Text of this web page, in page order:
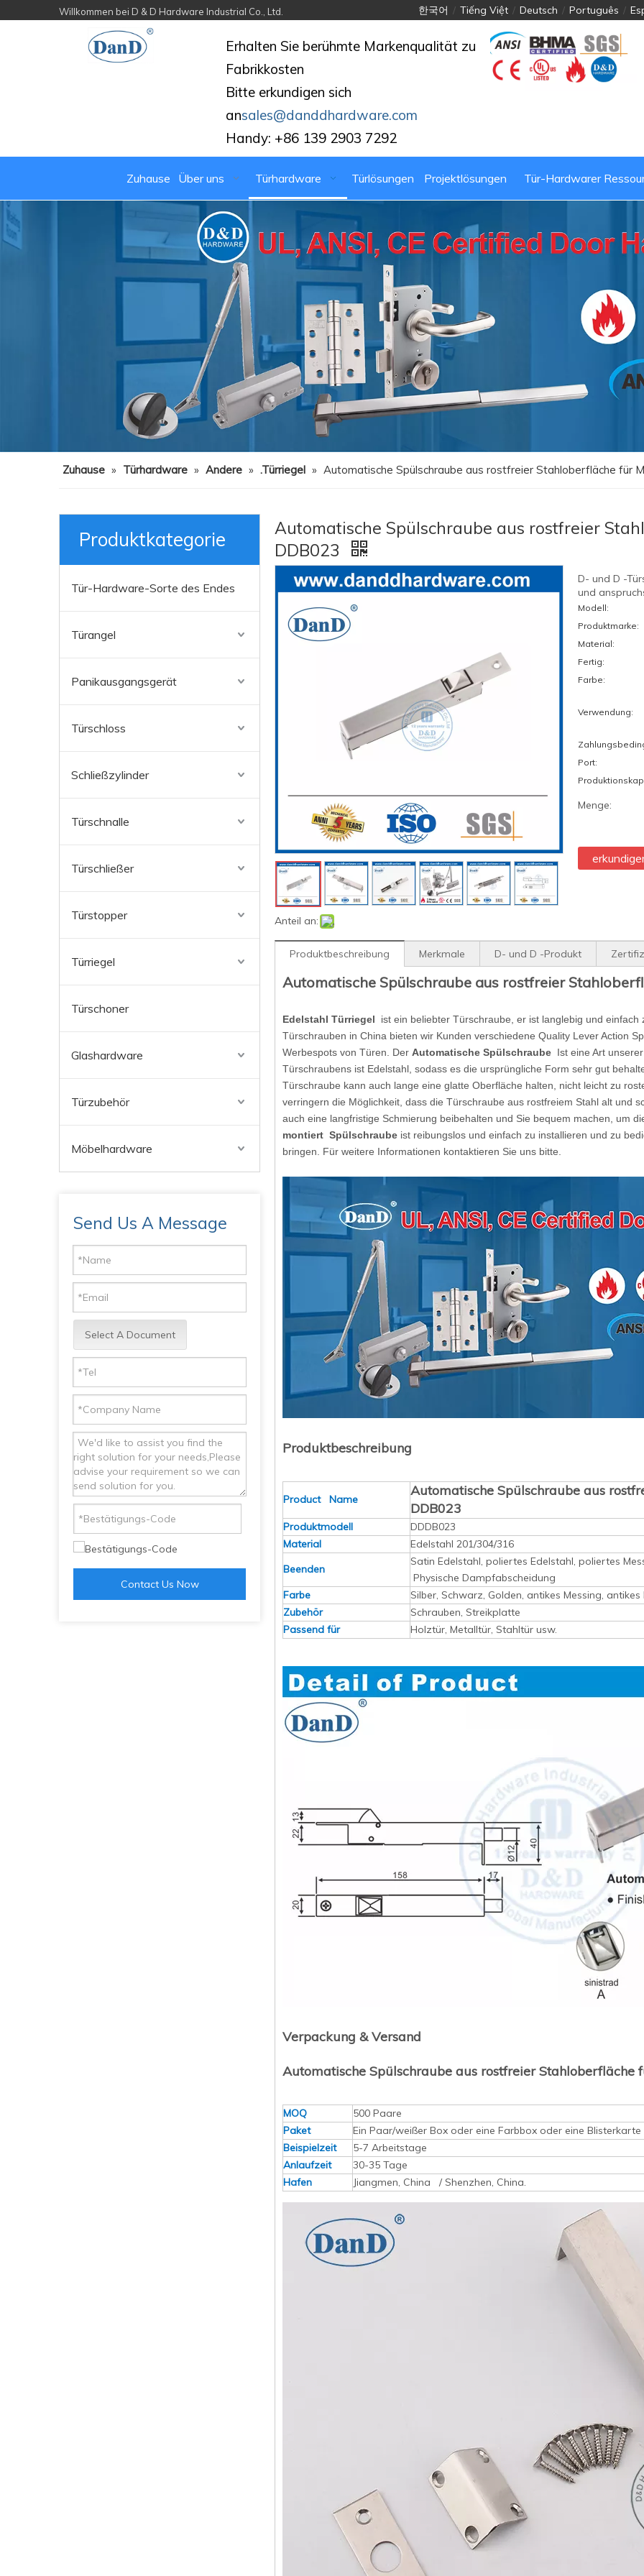
Willkommen bei D & D Hardware Industrial Co., Ltd. 한국어 / Tiếng Việt / Deutsch / Português /
Erhalten Sie berühmte Markenqualität zu
Fabrikkosten
Bitte erkundigen sich
ansales@danddhardware.com
Handy: +86 139 2903 7292
Zuhause Über uns Türhardware Türlösungen Projektlösungen Tür-Hardwarer
Zuhause » Türhardware » Andere » .Türriegel » Automatische Spülschraube aus rostfreier Stahloberfläche für
Produktkategorie
Tür-Hardware-Sorte des Endes
Türangel
Panikausgangsgerät
Türschloss
Schließzylinder
Türschnalle
Türschließer
Türstopper
Türriegel
Türschoner
Glashardware
Türzubehör
Möbelhardware
Send Us A Message
Select A Document
Contact Us Now
Automatische Spülschraube aus rostfreier
DDB023
Anteil an:
D- und D -
und
Modell:
Produktmarke:
Material:
Fertig:
Farbe:
Verwendung:
Port:
Menge:
Produktbeschreibung Merkmale D- und D -Produkt
Automatische Spülschraube aus rostfreier
Edelstahl Türriegel ist ein beliebter Türschraube, er ist langlebig und
Türschrauben in China bieten wir Kunden verschiedene Quality Lever Action
Werbespots von Türen. Der Automatische Spülschraube Ist eine Art
Türschraubens ist Edelstahl, sodass es die ursprüngliche Form sehr gut
Türschraube kann auch lange eine glatte Oberfläche halten, nicht leicht zu
verringern die Möglichkeit, dass die Türschraube aus rostfreiem Stahl alt und
auch eine langfristige Schmierung beibehalten und Sie bequem machen, um
montiert Spülschraube ist reibungslos und einfach zu installieren und zu
bringen. Für weitere Informationen kontaktieren Sie uns bitte.
Produktbeschreibung
Product Name
Automatische Spülschraube aus
DDB023
Produktmodell
DDDB023
Material
Edelstahl 201/304/316
Beenden
Satin Edelstahl, poliertes Edelstahl, poliertes
Physische Dampfabscheidung
Farbe
Silber, Schwarz, Golden, antikes Messing, antikes
Zubehör
Schrauben, Streikplatte
Passend für
Holztür, Metalltür, Stahltür usw.
Verpackung & Versand
Automatische Spülschraube aus rostfreier Stahloberfläche
MOQ
500 Paare
Paket
Ein Paar/weißer Box oder eine Farbbox oder eine
Beispielzeit
5-7 Arbeitstage
Anlaufzeit
30-35 Tage
Hafen
Jiangmen, China / Shenzhen, China.